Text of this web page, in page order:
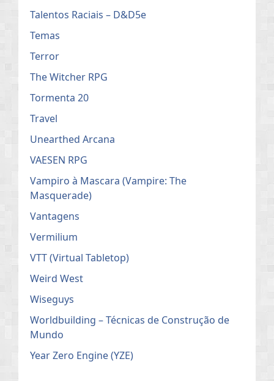
Talentos Raciais – D&D5e
Temas
Terror
The Witcher RPG
Tormenta 20
Travel
Unearthed Arcana
VAESEN RPG
Vampiro à Mascara (Vampire: The
Masquerade)
Vantagens
Vermilium
VTT (Virtual Tabletop)
Weird West
Wiseguys
Worldbuilding – Técnicas de Construção de
Mundo
Year Zero Engine (YZE)